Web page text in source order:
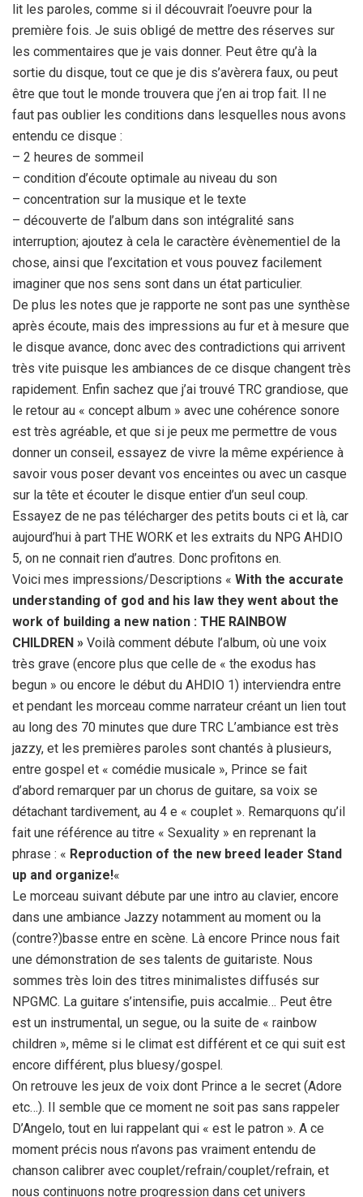
lit les paroles, comme si il découvrait l’oeuvre pour la
première fois. Je suis obligé de mettre des réserves sur
les commentaires que je vais donner. Peut être qu’à la
sortie du disque, tout ce que je dis s’avèrera faux, ou peut
être que tout le monde trouvera que j’en ai trop fait. Il ne
faut pas oublier les conditions dans lesquelles nous avons
entendu ce disque :
– 2 heures de sommeil
– condition d’écoute optimale au niveau du son
– concentration sur la musique et le texte
– découverte de l’album dans son intégralité sans
interruption; ajoutez à cela le caractère évènementiel de la
chose, ainsi que l’excitation et vous pouvez facilement
imaginer que nos sens sont dans un état particulier.
De plus les notes que je rapporte ne sont pas une synthèse
après écoute, mais des impressions au fur et à mesure que
le disque avance, donc avec des contradictions qui arrivent
très vite puisque les ambiances de ce disque changent très
rapidement. Enfin sachez que j’ai trouvé TRC grandiose, que
le retour au « concept album » avec une cohérence sonore
est très agréable, et que si je peux me permettre de vous
donner un conseil, essayez de vivre la même expérience à
savoir vous poser devant vos enceintes ou avec un casque
sur la tête et écouter le disque entier d’un seul coup.
Essayez de ne pas télécharger des petits bouts ci et là, car
aujourd’hui à part THE WORK et les extraits du NPG AHDIO
5, on ne connait rien d’autres. Donc profitons en.
Voici mes impressions/Descriptions « With the accurate
understanding of god and his law they went about the
work of building a new nation : THE RAINBOW
CHILDREN » Voilà comment débute l’album, où une voix
très grave (encore plus que celle de « the exodus has
begun » ou encore le début du AHDIO 1) interviendra entre
et pendant les morceau comme narrateur créant un lien tout
au long des 70 minutes que dure TRC L’ambiance est très
jazzy, et les premières paroles sont chantés à plusieurs,
entre gospel et « comédie musicale », Prince se fait
d’abord remarquer par un chorus de guitare, sa voix se
détachant tardivement, au 4 e « couplet ». Remarquons qu’il
fait une référence au titre « Sexuality » en reprenant la
phrase : « Reproduction of the new breed leader Stand
up and organize!«
Le morceau suivant débute par une intro au clavier, encore
dans une ambiance Jazzy notamment au moment ou la
(contre?)basse entre en scène. Là encore Prince nous fait
une démonstration de ses talents de guitariste. Nous
sommes très loin des titres minimalistes diffusés sur
NPGMC. La guitare s’intensifie, puis accalmie… Peut être
est un instrumental, un segue, ou la suite de « rainbow
children », même si le climat est différent et ce qui suit est
encore différent, plus bluesy/gospel.
On retrouve les jeux de voix dont Prince a le secret (Adore
etc…). Il semble que ce moment ne soit pas sans rappeler
D’Angelo, tout en lui rappelant qui « est le patron ». A ce
moment précis nous n’avons pas vraiment entendu de
chanson calibrer avec couplet/refrain/couplet/refrain, et
nous continuons notre progression dans cet univers